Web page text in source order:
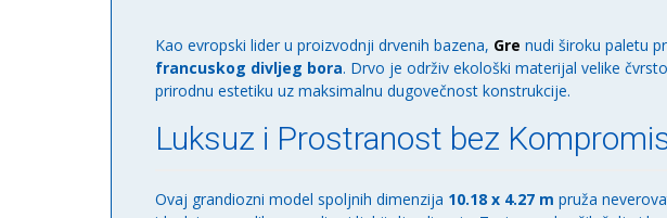
Kao evropski lider u proizvodnji drvenih bazena, Gre nudi široku paletu
francuskog divljeg bora. Drvo je održiv ekološki materijal velike
prirodnu estetiku uz maksimalnu dugovečnost konstrukcije.
Luksuz i Prostranost bez
Ovaj grandiozni model spoljnih dimenzija 10.18 x 4.27 m pruža